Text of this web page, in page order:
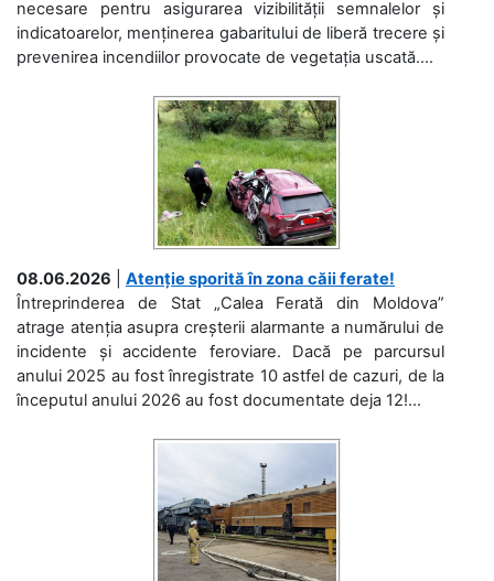
necesare pentru asigurarea vizibilității semnalelor și
indicatoarelor, menținerea gabaritului de liberă trecere și
prevenirea incendiilor provocate de vegetația uscată....
08.06.2026
Atenție sporită în zona căii ferate!
Întreprinderea de Stat „Calea Ferată din Moldova”
atrage atenția asupra creșterii alarmante a numărului de
incidente și accidente feroviare. Dacă pe parcursul
anului 2025 au fost înregistrate 10 astfel de cazuri, de la
începutul anului 2026 au fost documentate deja 12!...